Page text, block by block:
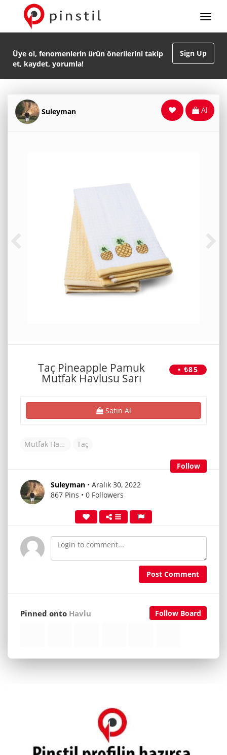
Sign Up
Üye ol, fenomenlerin ürün önerilerini takip
et, kaydet, yorumla!
Suleyman Al
• ₺85
Taç Pineapple Pamuk
Mutfak Havlusu Sarı
Satın Al
Mutfak Havlusu Taç
Follow
Suleyman • Aralık 30, 2022
867 Pins • 0 Followers
Post Comment
Follow Board
Pinned onto Havlu